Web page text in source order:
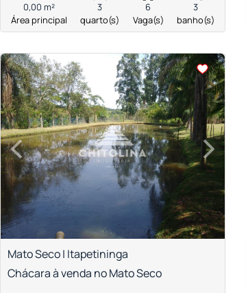
0,00 m²
Área principal
3
quarto(s)
6
Vaga(s)
3
banho(s)
<<<<
‹Previous ›
Next
Mato Seco | Itapetininga
Chácara à venda no Mato Seco